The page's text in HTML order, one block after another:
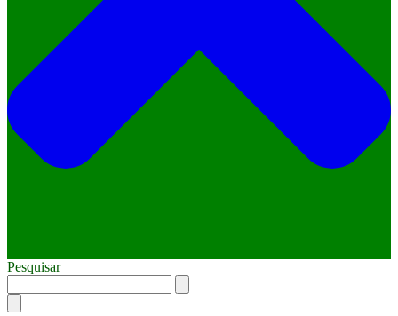
Pesquisar